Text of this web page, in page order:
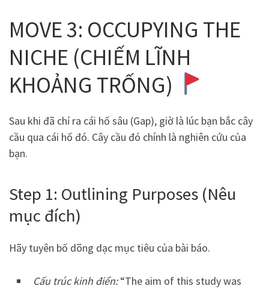
MOVE 3: OCCUPYING THE
NICHE (CHIẾM LĨNH
KHOẢNG TRỐNG)
Sau khi đã chỉ ra cái hố sâu (Gap), giờ là lúc bạn bắc cây
cầu qua cái hố đó. Cây cầu đó chính là nghiên cứu của
bạn.
Step 1: Outlining Purposes (Nêu
mục đích)
Hãy tuyên bố dõng dạc mục tiêu của bài báo.
Cấu trúc kinh điển:“The aim of this study was